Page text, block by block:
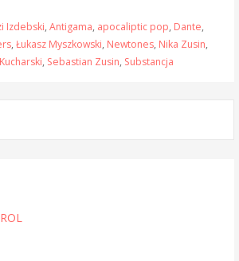
Izdebski, Antigama, apocaliptic pop, Dante,
, Łukasz Myszkowski, Newtones, Nika Zusin,
, Sebastian Zusin, Substancja